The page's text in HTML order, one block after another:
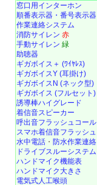
窓口用インターホン
順番表示器・番号表示器
作業連絡システム
消防サイレン 赤
手動サイレン 緑
助聴器
ギガボイス＋ (ﾜｲﾔﾚｽ)
ギガボイスY (耳掛け)
ギガボイスN (ネック型)
ギガボイス (フルセット)
誘導棒ハイグレード
着信音スピーカー
呼出音フラッシュコール
スマホ着信音フラッシュ
水中電話 ・ 防水作業連絡
ドライブスルーシステム
ハンドマイク機能表
ハンドマイク大きさ
電気式人工喉頭